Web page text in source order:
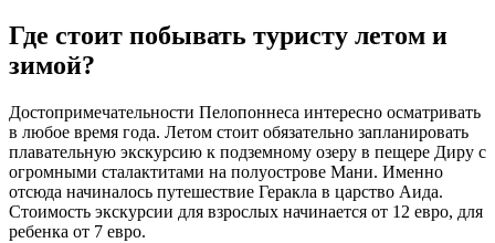
Где стоит побывать туристу летом и
зимой?
Достопримечательности Пелопоннеса интересно осматривать
в любое время года. Летом стоит обязательно запланировать
плавательную экскурсию к подземному озеру в пещере Диру с
огромными сталактитами на полуострове Мани. Именно
отсюда начиналось путешествие Геракла в царство Аида.
Стоимость экскурсии для взрослых начинается от 12 евро, для
ребенка от 7 евро.